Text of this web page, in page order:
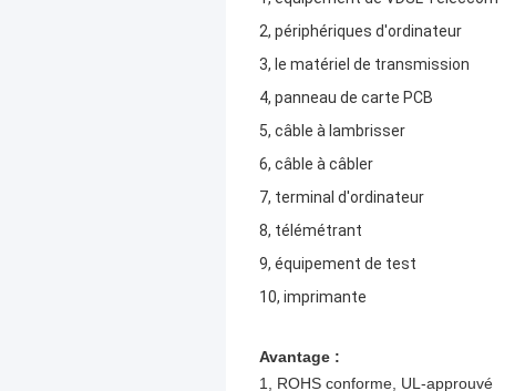
2, périphériques d'ordinateur
3, le matériel de transmission
4, panneau de carte PCB
5, câble à lambrisser
6, câble à câbler
7, terminal d'ordinateur
8, télémétrant
9, équipement de test
10, imprimante
Avantage :
1, ROHS conforme, UL-approuvé